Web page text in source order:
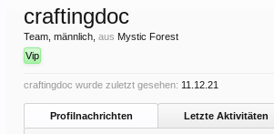
craftingdoc
Team , männlich, aus Mystic Forest
Vip
craftingdoc wurde zuletzt gesehen: 11.12.21
Profilnachrichten Letzte Aktivitäten